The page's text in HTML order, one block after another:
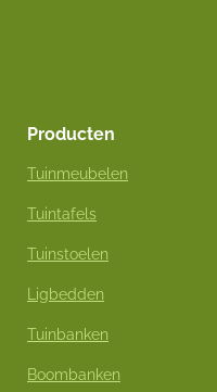
Producten
Tuinmeubelen
Tuintafels
Tuinstoelen
Ligbedden
Tuinbanken
Boombanken